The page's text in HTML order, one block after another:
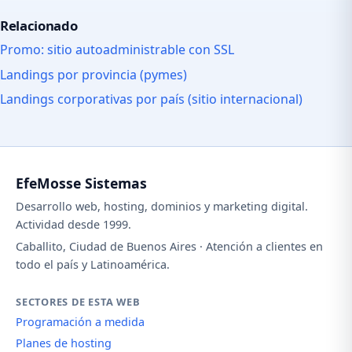
Relacionado
Promo: sitio autoadministrable con SSL
Landings por provincia (pymes)
Landings corporativas por país (sitio internacional)
EfeMosse Sistemas
Desarrollo web, hosting, dominios y marketing digital.
Actividad desde 1999.
Caballito, Ciudad de Buenos Aires · Atención a clientes en
todo el país y Latinoamérica.
SECTORES DE ESTA WEB
Programación a medida
Planes de hosting